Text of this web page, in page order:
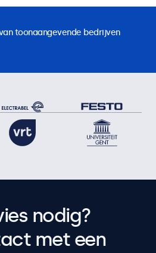
toonaangevende bedrijven
nodig?
met een